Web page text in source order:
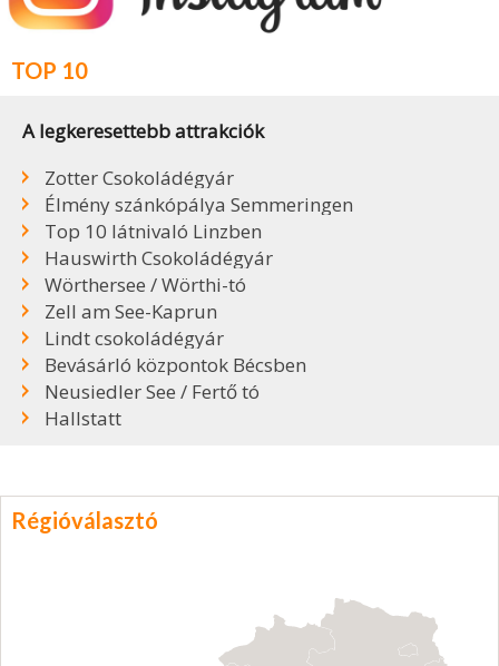
TOP 10
A legkeresettebb attrakciók
Zotter Csokoládégyár
Élmény szánkópálya Semmeringen
Top 10 látnivaló Linzben
Hauswirth Csokoládégyár
Wörthersee / Wörthi-tó
Zell am See-Kaprun
Lindt csokoládégyár
Bevásárló központok Bécsben
Neusiedler See / Fertő tó
Hallstatt
Régióválasztó